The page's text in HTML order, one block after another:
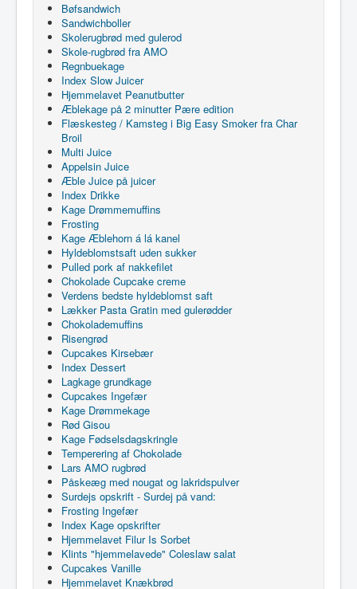
Bøfsandwich
Sandwichboller
Skolerugbrød med gulerod
Skole-rugbrød fra AMO
Regnbuekage
Index Slow Juicer
Hjemmelavet Peanutbutter
Æblekage på 2 minutter Pære edition
Flæskesteg / Kamsteg i Big Easy Smoker fra Char
Broil
Multi Juice
Appelsin Juice
Æble Juice på juicer
Index Drikke
Kage Drømmemuffins
Frosting
Kage Æblehorn á lá kanel
Hyldeblomstsaft uden sukker
Pulled pork af nakkefilet
Chokolade Cupcake creme
Verdens bedste hyldeblomst saft
Lækker Pasta Gratin med gulerødder
Chokolademuffins
Risengrød
Cupcakes Kirsebær
Index Dessert
Lagkage grundkage
Cupcakes Ingefær
Kage Drømmekage
Rød Gisou
Kage Fødselsdagskringle
Temperering af Chokolade
Lars AMO rugbrød
Påskeæg med nougat og lakridspulver
Surdejs opskrift - Surdej på vand:
Frosting Ingefær
Index Kage opskrifter
Hjemmelavet Filur Is Sorbet
Klints "hjemmelavede" Coleslaw salat
Cupcakes Vanille
Hjemmelavet Knækbrød